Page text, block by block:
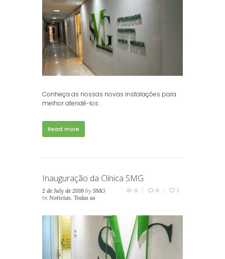
Conheça as nossas novas instalações para
melhor atendê-los .
Read more
Inauguração da Clínica SMG
2 de July de 2016 by SMG
in Notícias, Todas as
0 0 1